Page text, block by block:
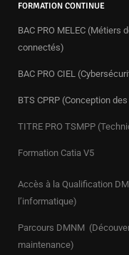
FORMATION CONTINUE
BAC PRO MELEC (Métiers
connectés)
BAC PRO CIEL
BTS CPRP (Conception
TITRE PRO TSMPP
Formation Catia V5
Accès à la Qualification
l’informatique)
Parcours DMNM
maintenance)